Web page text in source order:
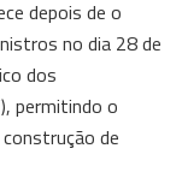
depois de o
no dia 28 de
dos
permitindo o
de